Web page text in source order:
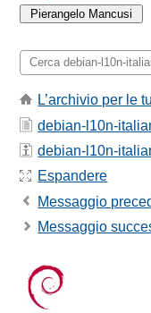
L’archivio per le
debian-l10n-
debian-l10n-
Espandere
Messaggio
Messaggio